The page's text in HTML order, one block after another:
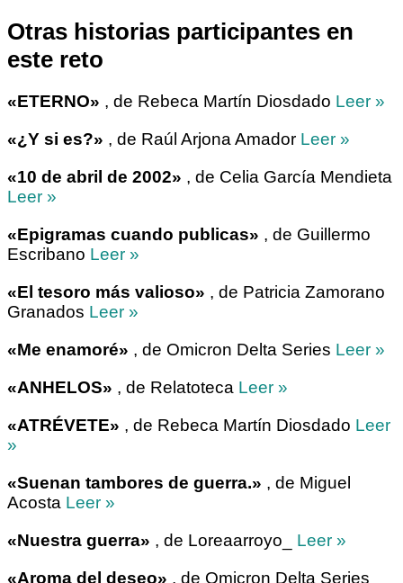
Otras historias participantes en
este reto
«ETERNO» , de Rebeca Martín Diosdado Leer »
«¿Y si es?» , de Raúl Arjona Amador Leer »
«10 de abril de 2002» , de Celia García Mendieta
Leer »
«Epigramas cuando publicas» , de Guillermo
Escribano Leer »
«El tesoro más valioso» , de Patricia Zamorano
Granados Leer »
«Me enamoré» , de Omicron Delta Series Leer »
«ANHELOS» , de Relatoteca Leer »
«ATRÉVETE» , de Rebeca Martín Diosdado Leer
»
«Suenan tambores de guerra.» , de Miguel
Acosta Leer »
«Nuestra guerra» , de Loreaarroyo_ Leer »
«Aroma del deseo» , de Omicron Delta Series